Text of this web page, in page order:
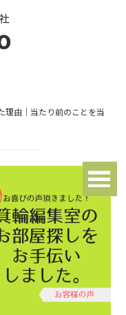
理由｜当たり前のことを当